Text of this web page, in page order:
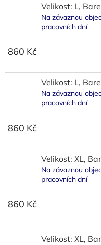
Velikost: L,
Na závaznou
pracovních dní
860 Kč
Velikost: L,
Na závaznou
pracovních dní
860 Kč
Velikost: XL,
Na závaznou
pracovních dní
860 Kč
Velikost: XL,